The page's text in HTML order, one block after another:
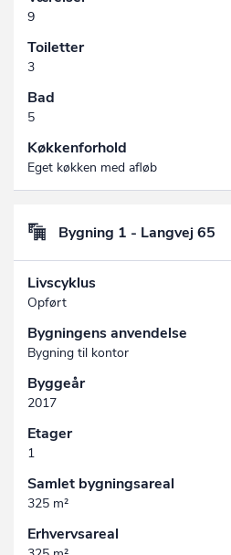
9
Toiletter
3
Bad
5
Køkkenforhold
Eget køkken med afløb
Bygning 1 - Langvej 65
Livscyklus
Opført
Bygningens anvendelse
Bygning til kontor
Byggeår
2017
Etager
1
Samlet bygningsareal
325 m²
Erhvervsareal